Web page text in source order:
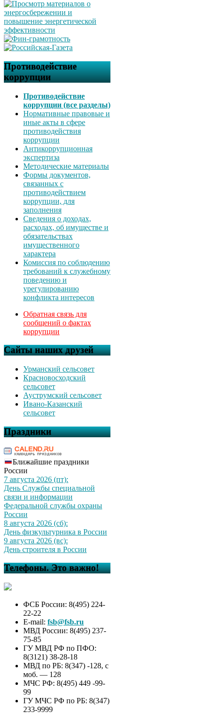
Противодействие
коррупции
Противодействие
коррупции (все разделы)
Нормативные правовые и
иные акты в сфере
противодействия
коррупции
Антикоррупционная
экспертиза
Методические материалы
Формы документов,
связанных с
противодействием
коррупции, для
заполнения
Сведения о доходах,
расходах, об имуществе и
обязательствах
имущественного
характера
Комиссия по соблюдению
требований к служебному
поведению и
урегулированию
конфликта интересов
Обратная связь для
сообщений о фактах
коррупции
Сайты наших друзей
Урманский сельсовет
Красновосходский
сельсовет
Ауструмский сельсовет
Ивано-Казанский
сельсовет
Праздники
Ближайшие праздники
России
7 августа 2026 (пт):
День Службы специальной
связи и информации
Федеральной службы охраны
России
8 августа 2026 (сб):
День физкультурника в России
9 августа 2026 (вс):
День строителя в России
Телефоны. Это важно!
ФСБ России: 8(495) 224-
22-22
E-mail: fsb@fsb.ru
МВД России: 8(495) 237-
75-85
ГУ МВД РФ по ПФО:
8(3121) 38-28-18
МВД по РБ: 8(347) -128, с
моб. — 128
МЧС РФ: 8(495) 449 -99-
99
ГУ МЧС РФ по РБ: 8(347)
233-9999